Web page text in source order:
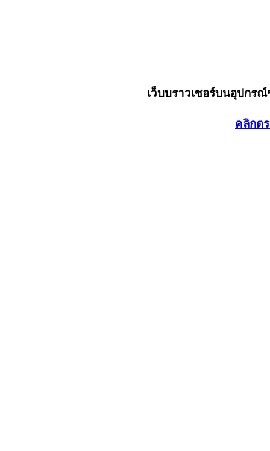
เว็บบราวเซอร์บนอุปกร
คลิกต